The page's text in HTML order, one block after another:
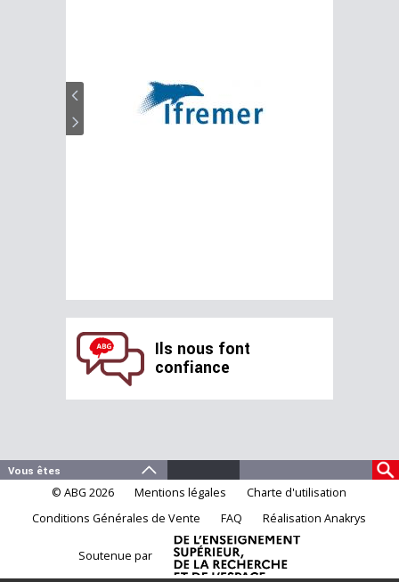
Ils nous font
confiance
© ABG 2026 Mentions légales
Charte d'utilisation
Conditions Générales de Vente
FAQ Réalisation Anakrys
Soutenue par